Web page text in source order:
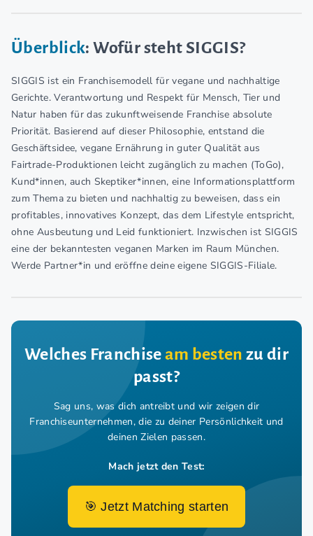
Überblick: Wofür steht SIGGIS?
SIGGIS ist ein Franchisemodell für vegane und nachhaltige
Gerichte. Verantwortung und Respekt für Mensch, Tier und
Natur haben für das zukunftweisende Franchise absolute
Priorität. Basierend auf dieser Philosophie, entstand die
Geschäftsidee, vegane Ernährung in guter Qualität aus
Fairtrade-Produktionen leicht zugänglich zu machen (ToGo),
Kund*innen, auch Skeptiker*innen, eine Informationsplattform
zum Thema zu bieten und nachhaltig zu beweisen, dass ein
profitables, innovatives Konzept, das dem Lifestyle entspricht,
ohne Ausbeutung und Leid funktioniert. Inzwischen ist SIGGIS
eine der bekanntesten veganen Marken im Raum München.
Werde Partner*in und eröffne deine eigene SIGGIS-Filiale.
Welches Franchiseam besten zu dir
passt?
Sag uns, was dich antreibt und wir zeigen dir
Franchiseunternehmen, die zu deiner Persönlichkeit und
deinen Zielen passen.
Mach jetzt den Test:
🎯 Jetzt Matching starten